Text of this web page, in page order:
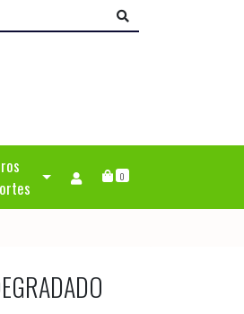
0